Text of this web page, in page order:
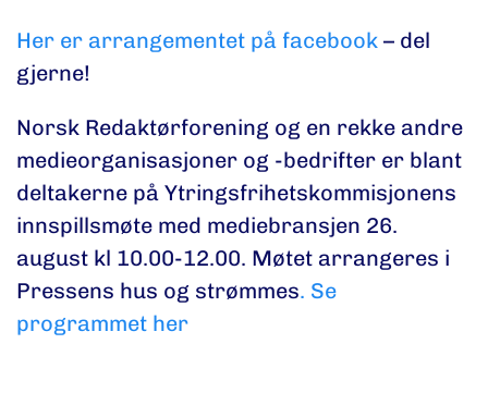
Her er arrangementet på facebook – del
gjerne!
Norsk Redaktørforening og en rekke andre
medieorganisasjoner og -bedrifter er blant
deltakerne på Ytringsfrihetskommisjonens
innspillsmøte med mediebransjen 26.
august kl 10.00-12.00. Møtet arrangeres i
Pressens hus og strømmes. Se
programmet her